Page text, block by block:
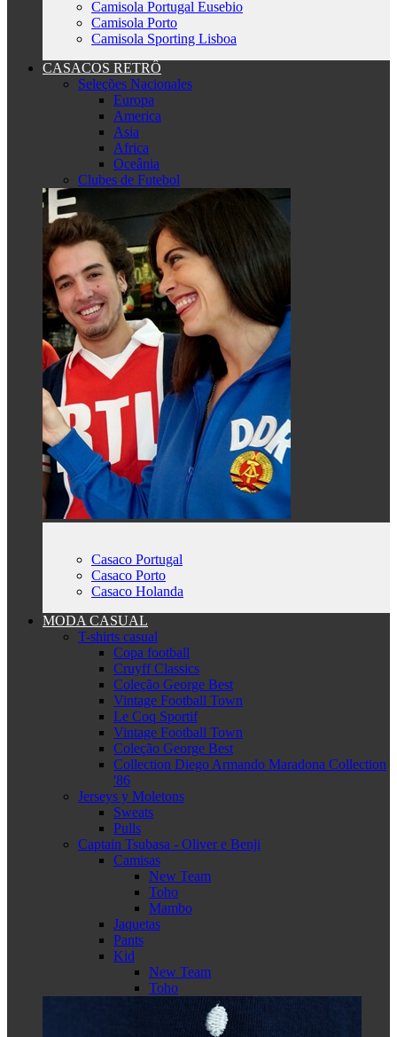
Camisola Portugal Eusebio
Camisola Porto
Camisola Sporting Lisboa
CASACOS RETRÔ
Seleções Nacionales
Europa
America
Asia
Africa
Oceânia
Clubes de Futebol
Casaco Portugal
Casaco Porto
Casaco Holanda
MODA CASUAL
T-shirts casual
Copa football
Cruyff Classics
Coleção George Best
Vintage Football Town
Le Coq Sportif
Vintage Football Town
Coleção George Best
Collection Diego Armando Maradona Collection
'86
Jerseys y Moletons
Sweats
Pulls
Captain Tsubasa - Oliver e Benji
Camisas
New Team
Toho
Mambo
Jaquetas
Pants
Kid
New Team
Toho